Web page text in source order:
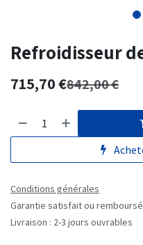
Refroidisseur
715,70€842,00€
Conditions générales
Garantie satisfait ou
Livraison : 2-3 jours ouvrables